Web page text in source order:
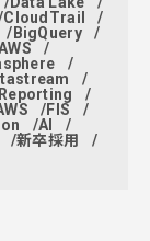
CloudTrail
BigQuery
Reporting
FIS
AI
新卒採用